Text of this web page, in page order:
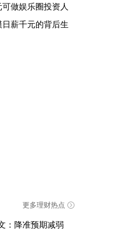
做娱乐圈投资人
薪千元的背后生
更多理财热点
：降准预期减弱